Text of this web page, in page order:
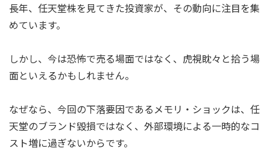
長年、任天堂株を見てきた投資家が、その動向に注目を集
めています。
しかし、今は恐怖で売る場面ではなく、虎視眈々と拾う場
面といえるかもしれません。
なぜなら、今回の下落要因であるメモリ・ショックは、任
天堂のブランド毀損ではなく、外部環境による一時的なコ
スト増に過ぎないからです。